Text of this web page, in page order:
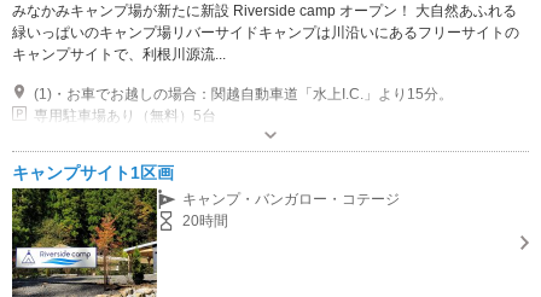
みなかみキャンプ場が新たに新設 Riverside camp オープン！ 大自然あふれる
緑いっぱいのキャンプ場リバーサイドキャンプは川沿いにあるフリーサイトの
キャンプサイトで、利根川源流...
(1)・お車でお越しの場合：関越自動車道「水上I.C.」より15分。
専用駐車場あり（無料）5台
キャンプサイト1区画
キャンプ・バンガロー・コテージ
20時間